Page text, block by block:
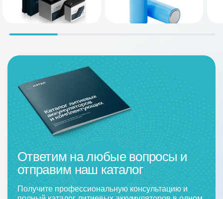
Ответим на любые вопросы и
отправим наш каталог
Получите профессиональную консультацию и